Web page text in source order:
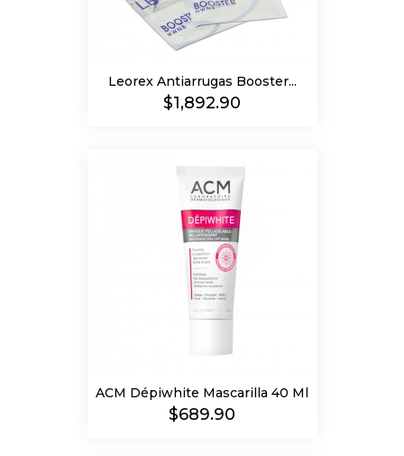
Leorex Antiarrugas Booster...
Precio
$1,892.90
ACM Dépiwhite Mascarilla 40 Ml
Precio
$689.90